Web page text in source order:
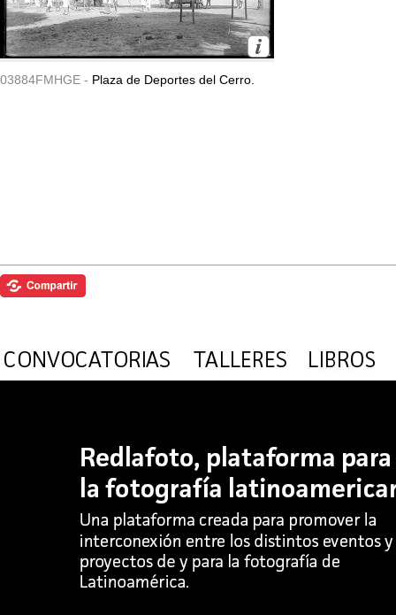
03884FMHGE - Plaza de Deportes del Cerro.